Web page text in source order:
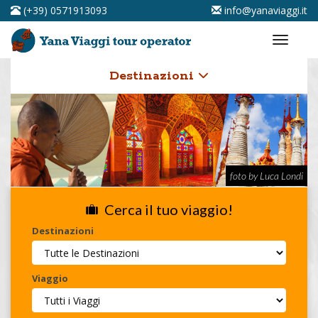
(+39) 0571913093 info@yanaviaggi.it
Destinazioni
foto by Luca Londi
Cerca il tuo viaggio!
Destinazioni
Viaggio